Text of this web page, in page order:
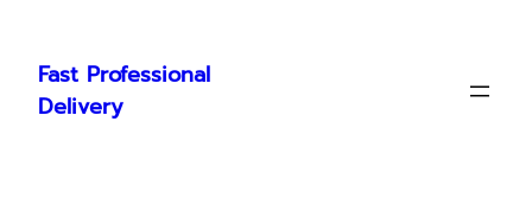
content
Fast Professional
Delivery